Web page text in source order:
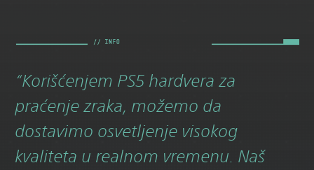
“Korišćenjem PS5 hardvera za
praćenje zraka, možemo da
dostavimo osvetljenje visokog
kvaliteta u realnom vremenu. Naš